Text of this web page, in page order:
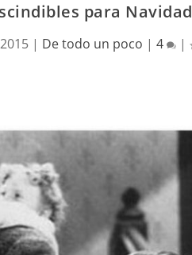
para Navidad
| De todo un poco | 4 |